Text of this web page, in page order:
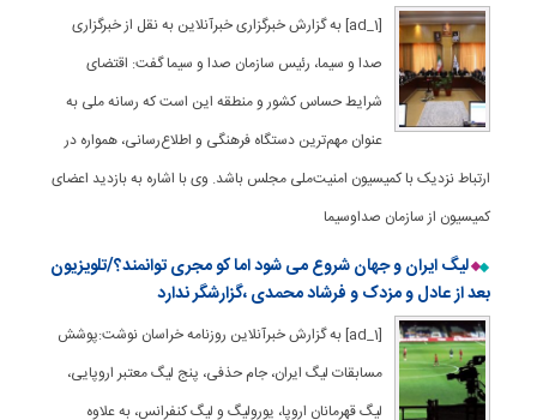
[ad_1] به گزارش خبرگزاری خبرآنلاین به نقل از خبرگزاری
صدا و سیما، رئیس سازمان صدا و سیما گفت: اقتضای
شرایط حساس کشور و منطقه این است که رسانه ملی به
عنوان مهم‌ترین دستگاه فرهنگی و اطلاع‌رسانی، همواره در
ارتباط نزدیک با کمیسیون امنیت‌ملی مجلس باشد. وی با اشاره به بازدید اعضای
کمیسیون از سازمان صداوسیما
لیگ ایران و جهان شروع می شود اما کو مجری توانمند؟/تلویزیون
بعد از عادل و مزدک و فرشاد محمدی ،گزارشگر ندارد
[ad_1] به گزارش خبرآنلاین روزنامه خراسان نوشت:پوشش
مسابقات لیگ ایران، جام حذفی، پنج لیگ معتبر اروپایی،
لیگ قهرمانان اروپا، یورولیگ و لیگ کنفرانس، به علاوه